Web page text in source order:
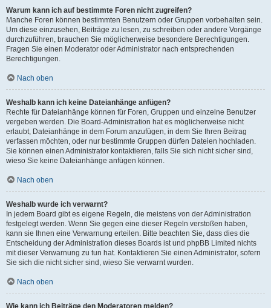
Warum kann ich auf bestimmte Foren nicht zugreifen?
Manche Foren können bestimmten Benutzern oder Gruppen vorbehalten sein.
Um diese einzusehen, Beiträge zu lesen, zu schreiben oder andere Vorgänge
durchzuführen, brauchen Sie möglicherweise besondere Berechtigungen.
Fragen Sie einen Moderator oder Administrator nach entsprechenden
Berechtigungen.
Nach oben
Weshalb kann ich keine Dateianhänge anfügen?
Rechte für Dateianhänge können für Foren, Gruppen und einzelne Benutzer
vergeben werden. Die Board-Administration hat es möglicherweise nicht
erlaubt, Dateianhänge in dem Forum anzufügen, in dem Sie Ihren Beitrag
verfassen möchten, oder nur bestimmte Gruppen dürfen Dateien hochladen.
Sie können einen Administrator kontaktieren, falls Sie sich nicht sicher sind,
wieso Sie keine Dateianhänge anfügen können.
Nach oben
Weshalb wurde ich verwarnt?
In jedem Board gibt es eigene Regeln, die meistens von der Administration
festgelegt werden. Wenn Sie gegen eine dieser Regeln verstoßen haben,
kann sie Ihnen eine Verwarnung erteilen. Bitte beachten Sie, dass dies die
Entscheidung der Administration dieses Boards ist und phpBB Limited nichts
mit dieser Verwarnung zu tun hat. Kontaktieren Sie einen Administrator, sofern
Sie sich die nicht sicher sind, wieso Sie verwarnt wurden.
Nach oben
Wie kann ich Beiträge den Moderatoren melden?